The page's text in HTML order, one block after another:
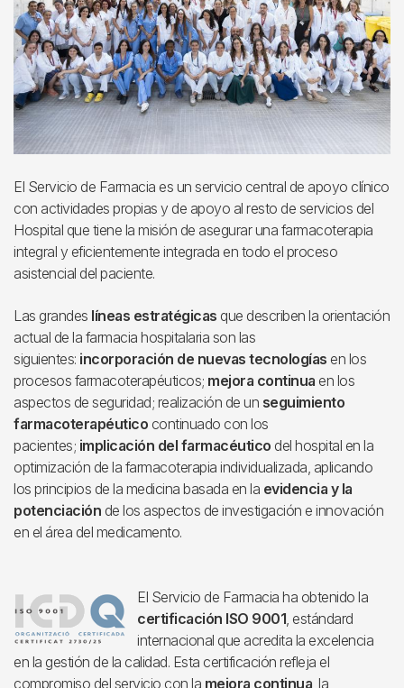
El Servicio de Farmacia es un servicio central de apoyo clínico
con actividades propias y de apoyo al resto de servicios del
Hospital que tiene la misión de asegurar una farmacoterapia
integral y eficientemente integrada en todo el proceso
asistencial del paciente.
Las grandes líneas estratégicas que describen la orientación
actual de la farmacia hospitalaria son las
siguientes: incorporación de nuevas tecnologías en los
procesos farmacoterapéuticos; mejora continua en los
aspectos de seguridad; realización de un seguimiento
farmacoterapéutico continuado con los
pacientes; implicación del farmacéutico del hospital en la
optimización de la farmacoterapia individualizada, aplicando
los principios de la medicina basada en la evidencia y la
potenciación de los aspectos de investigación e innovación
en el área del medicamento.
El Servicio de Farmacia ha obtenido la
certificación ISO 9001, estándard
internacional que acredita la excelencia
en la gestión de la calidad. Esta certificación refleja el
compromiso del servicio con la mejora continua, la